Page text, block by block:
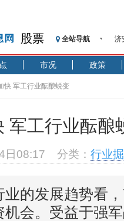
股票 全站导航
在
基
济
市况 政策
快 军工行业酝酿蜕变
军工行业酝酿
日08:17 分类： 行业
业的发展趋势看
会。受益于强